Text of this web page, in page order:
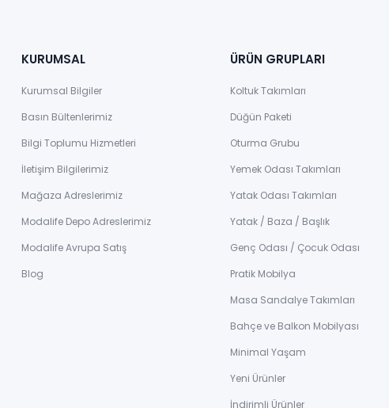
KURUMSAL
Kurumsal Bilgiler
Basın Bültenlerimiz
Bilgi Toplumu Hizmetleri
İletişim Bilgilerimiz
Mağaza Adreslerimiz
Modalife Depo Adreslerimiz
Modalife Avrupa Satış
Blog
ÜRÜN GRUPLARI
Koltuk Takımları
Düğün Paketi
Oturma Grubu
Yemek Odası Takımları
Yatak Odası Takımları
Yatak / Baza / Başlık
Genç Odası / Çocuk Odası
Pratik Mobilya
Masa Sandalye Takımları
Bahçe ve Balkon Mobilyası
Minimal Yaşam
Yeni Ürünler
İndirimli Ürünler